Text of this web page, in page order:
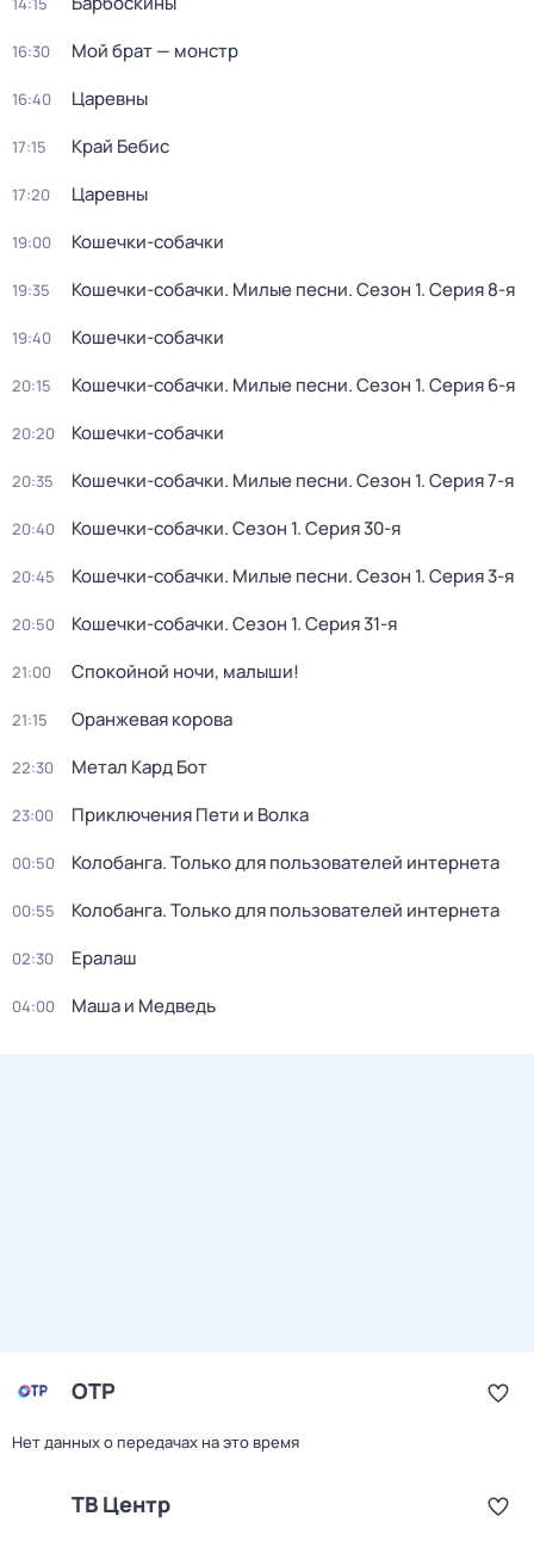
16:30 Мой брат — монстр
16:40 Царевны
17:15 Край Бебис
17:20 Царевны
19:00 Кошечки-собачки
19:35 Кошечки-собачки. Милые песни. Сезон 1. Серия 8-я
19:40 Кошечки-собачки
20:15 Кошечки-собачки. Милые песни. Сезон 1. Серия 6-я
20:20 Кошечки-собачки
20:35 Кошечки-собачки. Милые песни. Сезон 1. Серия 7-я
20:40 Кошечки-собачки. Сезон 1. Серия 30-я
20:45 Кошечки-собачки. Милые песни. Сезон 1. Серия 3-я
20:50 Кошечки-собачки. Сезон 1. Серия 31-я
21:00 Спокойной ночи, малыши!
21:15 Оранжевая корова
22:30 Метал Кард Бот
23:00 Приключения Пети и Волка
00:50 Колобанга. Только для пользователей интернета
00:55 Колобанга. Только для пользователей интернета
02:30 Ералаш
04:00 Маша и Медведь
ОТР
Нет данных о передачах на это время
ТВ Центр